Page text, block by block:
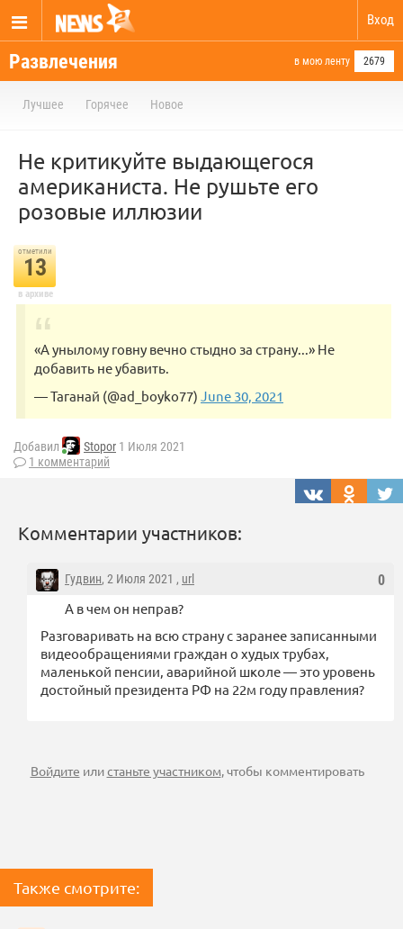
Вход
Развлечения в мою ленту 2679
Лучшее Горячее Новое
Не критикуйте выдающегося
американиста. Не рушьте его
розовые иллюзии
отметили
13
в архиве
«А унылому говну вечно стыдно за страну...» Не
добавить не убавить.
— Таганай (@ad_boyko77) June 30, 2021
Добавил Stopor 1 Июля 2021
1 комментарий
Комментарии участников:
0
Гудвин, 2 Июля 2021 , url
А в чем он неправ?
Разговаривать на всю страну с заранее записанными
видеообращениями граждан о худых трубах,
маленькой пенсии, аварийной школе — это уровень
достойный президента РФ на 22м году правления?
Войдите илистаньте участником, чтобы комментировать
Также смотрите: